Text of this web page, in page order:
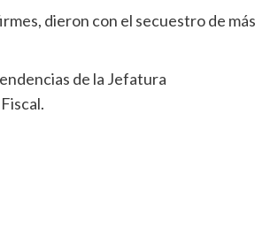
dieron con el secuestro de más
de la Jefatura